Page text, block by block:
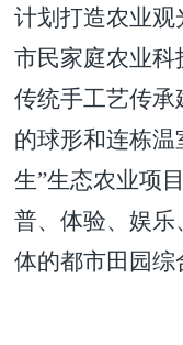
计划打造农业
市民家庭农业科
传统手工艺传承
的球形和连栋温
生”生态农业项
普、体验、娱乐
体的都市田园综